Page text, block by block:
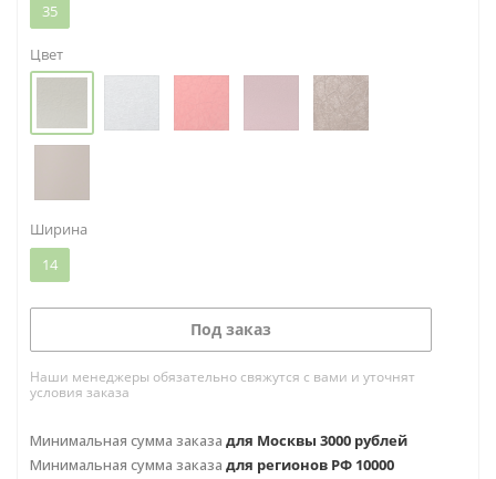
35
Цвет
Ширина
14
Под заказ
Наши менеджеры обязательно свяжутся с вами и уточнят
условия заказа
Минимальная сумма заказа для Москвы 3000 рублей
Минимальная сумма заказа для регионов РФ 10000